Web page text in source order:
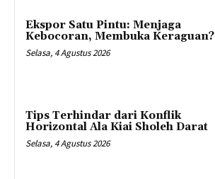
Ekspor Satu Pintu: Menjaga
Kebocoran, Membuka Keraguan?
Selasa, 4 Agustus 2026
Tips Terhindar dari Konflik
Horizontal Ala Kiai Sholeh Darat
Selasa, 4 Agustus 2026